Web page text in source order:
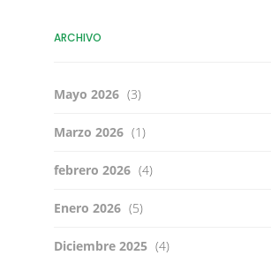
ARCHIVO
Mayo 2026 (3)
Marzo 2026 (1)
febrero 2026 (4)
Enero 2026 (5)
Diciembre 2025 (4)